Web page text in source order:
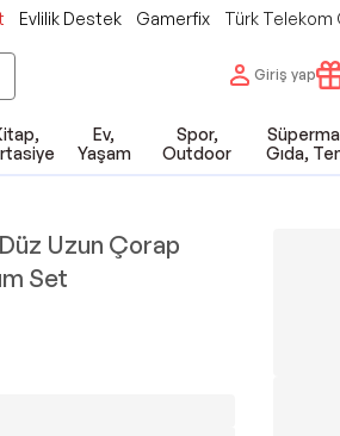
Evlilik Destek Gamerfix Türk Telekom
Giriş yap
Ev,
Yaşam
Spor,
Outdoor
Gıda,
Uzun Çorap
Set